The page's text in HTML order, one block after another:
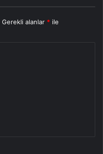
Gerekli alanlar * ile